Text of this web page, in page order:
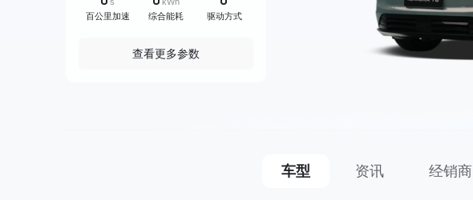
百公里加速
综合能耗
驱动方式
查看更多参数
车型 资讯 经销商